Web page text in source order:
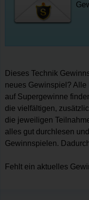
Dieses Technik
neues Gewinspiel? Alle
auf Supergewinne
die vielfältigen,
die jeweiligen
alles gut durchlesen
Gewinnspielen.
Fehlt ein aktuelles